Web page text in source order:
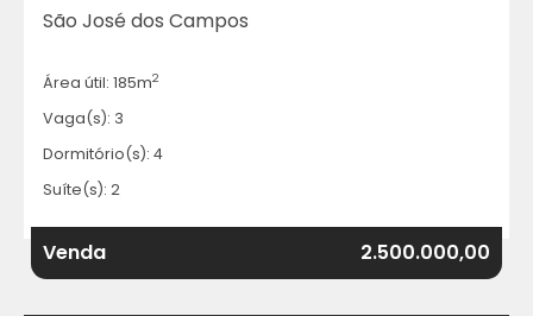
São José dos Campos
Área útil: 185m2
Vaga(s): 3
Dormitório(s): 4
Suíte(s): 2
Venda 2.500.000,00